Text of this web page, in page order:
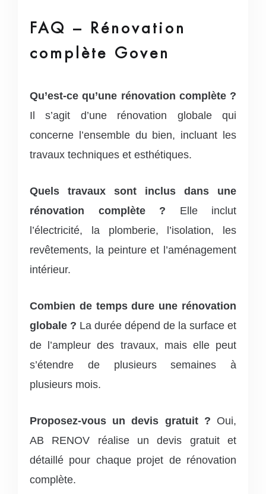
FAQ – Rénovation
complète Goven
Qu’est-ce qu’une rénovation complète ?
Il s’agit d’une rénovation globale qui
concerne l’ensemble du bien, incluant les
travaux techniques et esthétiques.
Quels travaux sont inclus dans une
rénovation complète ? Elle inclut
l’électricité, la plomberie, l’isolation, les
revêtements, la peinture et l’aménagement
intérieur.
Combien de temps dure une rénovation
globale ? La durée dépend de la surface et
de l’ampleur des travaux, mais elle peut
s’étendre de plusieurs semaines à
plusieurs mois.
Proposez-vous un devis gratuit ? Oui,
AB RENOV réalise un devis gratuit et
détaillé pour chaque projet de rénovation
complète.